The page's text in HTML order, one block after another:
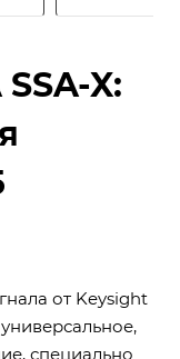
X:
от Keysight
специально